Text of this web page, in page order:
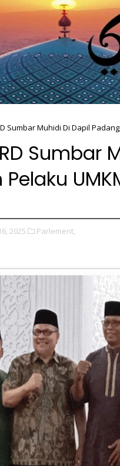
Sumbar Muhidi Di Dapil
Sumbar
2025 Parlement,